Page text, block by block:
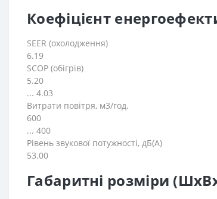
Коефіцієнт
SEER (охолодження)
6.19
SCOP (обігрів)
5.20
... 4.03
Витрати повітря, м3/год.
600
... 400
Рівень звукової потужності, дБ(А)
53.00
Габаритні розміри